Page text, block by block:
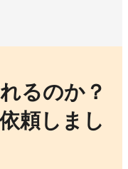
るのか？
頼しまし